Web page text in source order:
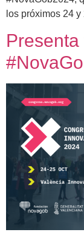
los próximos 24